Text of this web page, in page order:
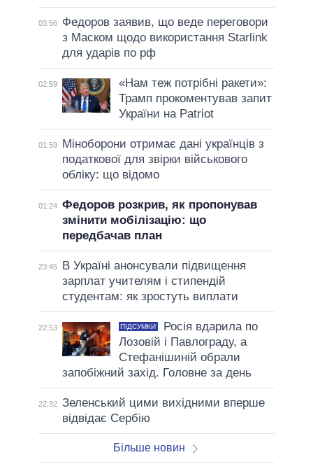
03:56
Федоров заявив, що веде переговори
з Маском щодо використання Starlink
для ударів по рф
02:59
«Нам теж потрібні ракети»:
Трамп прокоментував запит
України на Patriot
01:59
Міноборони отримає дані українців з
податкової для звірки військового
обліку: що відомо
01:24 Федоров розкрив, як пропонував
змінити мобілізацію: що
передбачав план
23:45
В Україні анонсували підвищення
зарплат учителям і стипендій
студентам: як зростуть виплати
22:53 ПІДСУМКИ
Росія вдарила по
Лозовій і Павлограду, а
Стефанішиній обрали
запобіжний захід. Головне за день
22:32 Зеленський цими вихідними вперше
відвідає Сербію
Більше новин